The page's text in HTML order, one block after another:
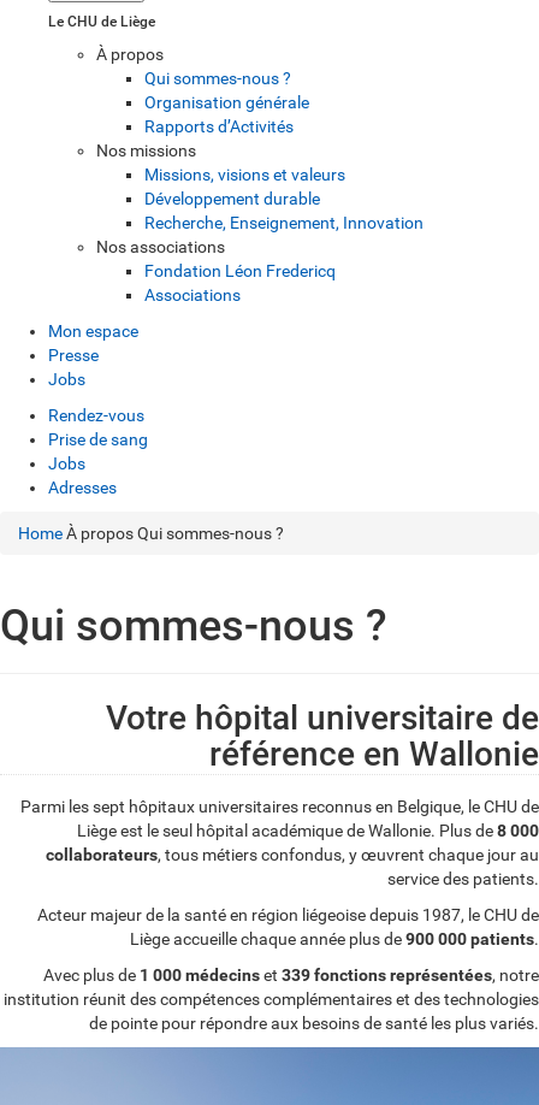
Le CHU de Liège
À propos
Qui sommes-nous ?
Organisation générale
Rapports d’Activités
Nos missions
Missions, visions et valeurs
Développement durable
Recherche, Enseignement, Innovation
Nos associations
Fondation Léon Fredericq
Associations
Mon espace
Presse
Jobs
Rendez-vous
Prise de sang
Jobs
Adresses
HomeÀ proposQui sommes-nous ?
Qui sommes-nous ?
Votre hôpital universitaire de
référence en Wallonie
Parmi les sept hôpitaux universitaires reconnus en Belgique, le CHU de
Liège est le seul hôpital académique de Wallonie. Plus de8 000
collaborateurs, tous métiers confondus, y œuvrent chaque jour au
service des patients.
Acteur majeur de la santé en région liégeoise depuis 1987, le CHU de
Liège accueille chaque année plus de900 000 patients.
Avec plus de 1 000 médecinset 339 fonctions représentées, notre
institution réunit des compétences complémentaires et des technologies
de pointe pour répondre aux besoins de santé les plus variés.